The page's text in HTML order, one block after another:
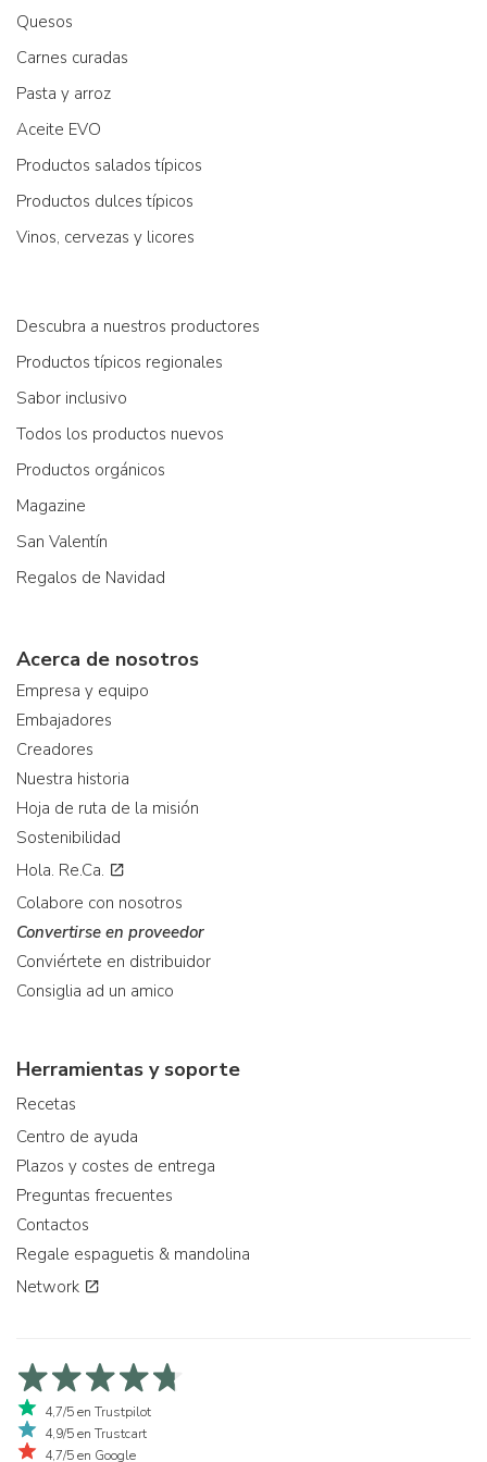
Quesos
Carnes curadas
Pasta y arroz
Aceite EVO
Productos salados típicos
Productos dulces típicos
Vinos, cervezas y licores
Descubra a nuestros productores
Productos típicos regionales
Sabor inclusivo
Todos los productos nuevos
Productos orgánicos
Magazine
San Valentín
Regalos de Navidad
Acerca de nosotros
Empresa y equipo
Embajadores
Creadores
Nuestra historia
Hoja de ruta de la misión
Sostenibilidad
Hola. Re.Ca.
Colabore con nosotros
Convertirse en proveedor
Conviértete en distribuidor
Consiglia ad un amico
Herramientas y soporte
Recetas
Centro de ayuda
Plazos y costes de entrega
Preguntas frecuentes
Contactos
Regale espaguetis & mandolina
Network
4,7/5 en Trustpilot
4,9/5 en Trustcart
4,7/5 en Google